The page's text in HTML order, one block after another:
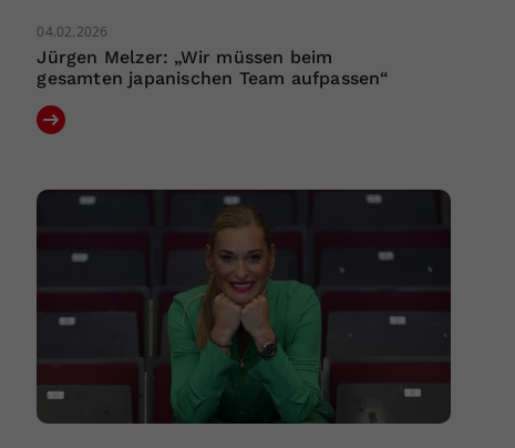
04.02.2026
Jürgen Melzer: „Wir müssen beim
gesamten japanischen Team aufpassen“